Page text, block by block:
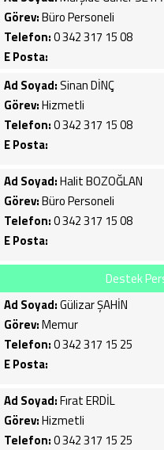
Görev:Büro Personeli
Telefon:0 342 317 15 08
E Posta:
Ad Soyad:Sinan DİNÇ
Görev:Hizmetli
Telefon:0 342 317 15 08
E Posta:
Ad Soyad:Halit BOZOĞLAN
Görev:Büro Personeli
Telefon:0 342 317 15 08
E Posta:
Destek
Ad Soyad:Gülizar ŞAHİN
Görev:Memur
Telefon:0 342 317 15 25
E Posta:
Ad Soyad:Fırat ERDİL
Görev:Hizmetli
Telefon:0 342 317 15 25